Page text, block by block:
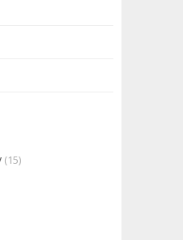
(15)